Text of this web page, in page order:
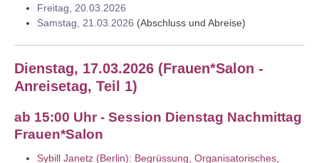
Freitag, 20.03.2026
Samstag, 21.03.2026 (Abschluss und Abreise)
Dienstag, 17.03.2026 (Frauen*Salon -
Anreisetag, Teil 1)
ab 15:00 Uhr - Session Dienstag Nachmittag
Frauen*Salon
Sybill Janetz (Berlin): Begrüssung, Organisatorisches,